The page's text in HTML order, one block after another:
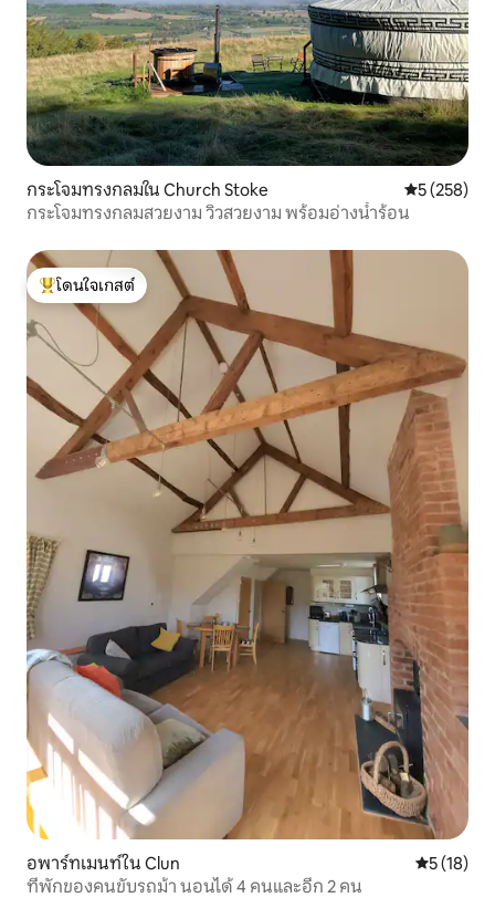
กระโจมทรงกลมใน Church Stoke คะแนนเฉลี่ย
5 (258)
กระโจมทรงกลมสวยงาม วิวสวยงาม พร้อมอ่างน้ำร้อน
โดนใจเกสต์ที่สุด
โดนใจเกสต์
อพาร์ทเมนท์ใน Clun คะแนนเฉลี่
5 (18)
ที่พักของคนขับรถม้า นอนได้ 4 คนและอีก 2 คน